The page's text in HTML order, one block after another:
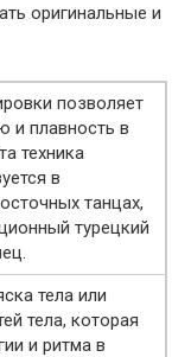
оригинальные и
позволяет
и плавность в
техника
в
танцах,
турецкий
тела или
тела, которая
и ритма в